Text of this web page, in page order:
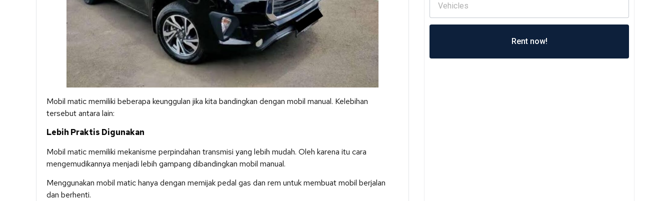
Mobil matic memiliki beberapa keunggulan jika kita bandingkan dengan mobil manual. Kelebihan
tersebut antara lain:
Lebih Praktis Digunakan
Mobil matic memiliki mekanisme perpindahan transmisi yang lebih mudah. Oleh karena itu cara
mengemudikannya menjadi lebih gampang dibandingkan mobil manual.
Menggunakan mobil matic hanya dengan memijak pedal gas dan rem untuk membuat mobil berjalan
dan berhenti.
Rent now!